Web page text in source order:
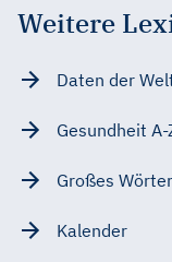
Weitere
Daten der
Gesundheit A-
Großes
Kalender